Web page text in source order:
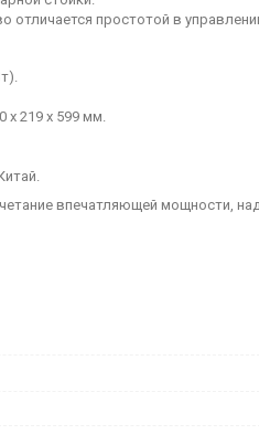
отличается простотой в
x 219 x 599 мм.
впечатляющей мощности,